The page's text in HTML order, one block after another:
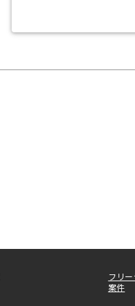
フリ
案件